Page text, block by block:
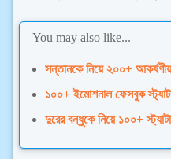
You may also like...
সন্তানকে নিয়ে ২০০+
১০০+ ইমোশনাল ফেসবুক
দুরের বন্ধুকে নিয়ে ১০০+